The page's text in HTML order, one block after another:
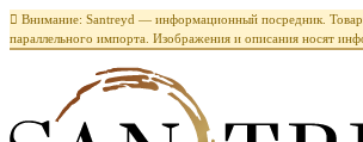
 Внимание: Santreyd — информационный посредник.
параллельного импорта. Изображения и описания носят